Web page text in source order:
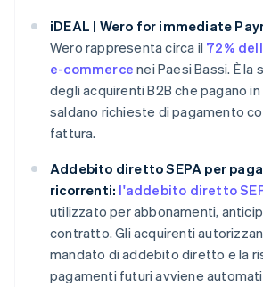
iDEAL | Wero for immediate
Wero rappresenta circa il 72%
e-commerce nei Paesi Bassi. È
degli acquirenti B2B che pagano
saldano richieste di pagamento
fattura.
Addebito diretto SEPA per
ricorrenti: l'addebito diretto
utilizzato per abbonamenti,
contratto. Gli acquirenti
mandato di addebito diretto e la
pagamenti futuri avviene